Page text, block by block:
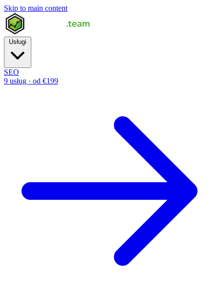
Skip to main content
SEO
9 usług · od €199